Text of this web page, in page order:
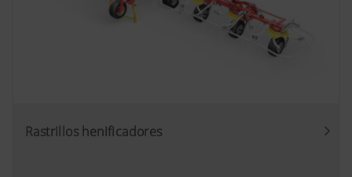
Rastrillos henificadores